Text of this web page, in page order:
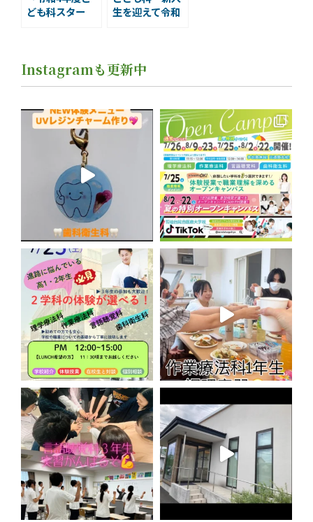
ども科スター
な一歩を踏み出
しました」￼
生を迎えて令和
Instagramも更新中